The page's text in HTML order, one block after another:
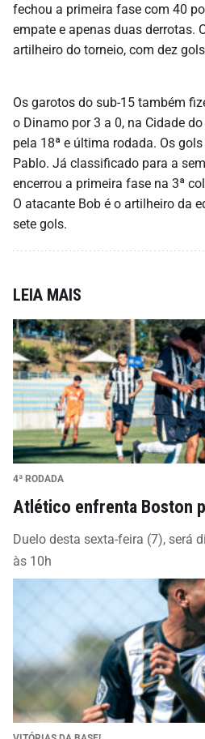
fechou a primeira fase com 40
empate e apenas duas derrotas.
artilheiro do torneio, com dez
Os garotos do sub-15 também
o Dinamo por 3 a 0, na Cidade
pela 18ª e última rodada. Os
Pablo. Já classificado para a
encerrou a primeira fase na 3ª
O atacante Bob é o artilheiro da
sete gols.
LEIA MAIS
4ª RODADA
Atlético enfrenta Boston
Duelo desta sexta-feira (7), será
às 10h